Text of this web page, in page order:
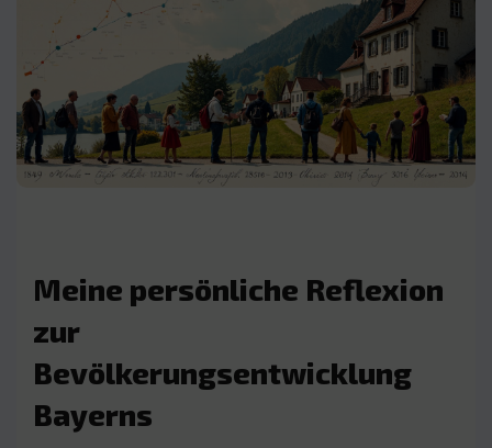
Meine persönliche Reflexion
zur
Bevölkerungsentwicklung
Bayerns